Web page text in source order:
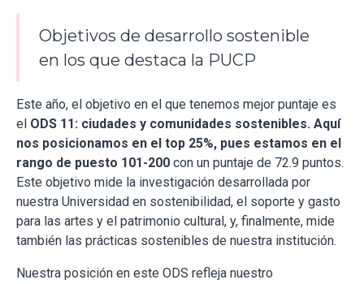
Objetivos de desarrollo sostenible
en los que destaca la PUCP
Este año, el objetivo en el que tenemos mejor puntaje es
el ODS 11: ciudades y comunidades sostenibles. Aquí
nos posicionamos en el top 25%, pues estamos en el
rango de puesto 101-200 con un puntaje de 72.9 puntos.
Este objetivo mide la investigación desarrollada por
nuestra Universidad en sostenibilidad, el soporte y gasto
para las artes y el patrimonio cultural, y, finalmente, mide
también las prácticas sostenibles de nuestra institución.
Nuestra posición en este ODS refleja nuestro